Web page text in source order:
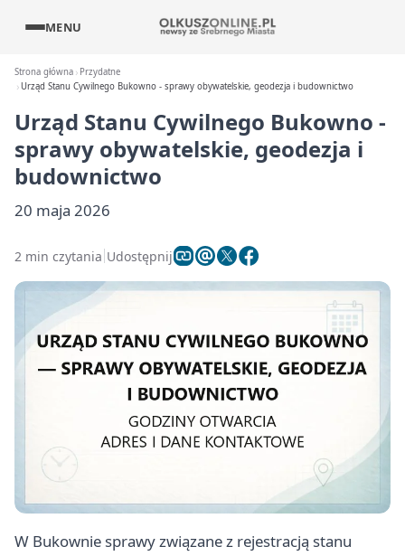
MENU
Strona główna
Przydatne
Urząd Stanu Cywilnego Bukowno - sprawy obywatelskie, geodezja i budownictwo
Urząd Stanu Cywilnego Bukowno -
sprawy obywatelskie, geodezja i
budownictwo
20 maja 2026
2 min czytania Udostępnij
W Bukownie sprawy związane z rejestracją stanu